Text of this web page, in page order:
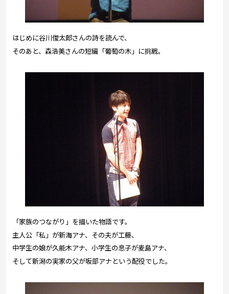
はじめに谷川俊太郎さんの詩を読んで、
そのあと、森浩美さんの短編「葡萄の木」に挑戦。
「家族のつながり」を描いた物語です。
主人公「私」が新海アナ、その夫が工藤、
中学生の娘が久能木アナ、小学生の息子が麦島アナ、
そして新潟の実家の父が坂部アナという配役でした。